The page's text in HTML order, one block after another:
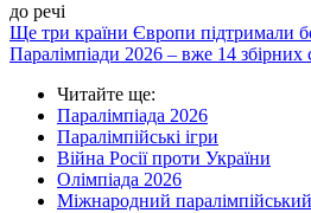
до речі
Ще три країни Європи підтримали
Паралімпіади 2026 – вже 14 збірних
Читайте ще:
Паралімпіада 2026
Паралімпійські ігри
Війна Росії проти України
Олімпіада 2026
Міжнародний паралімпійський